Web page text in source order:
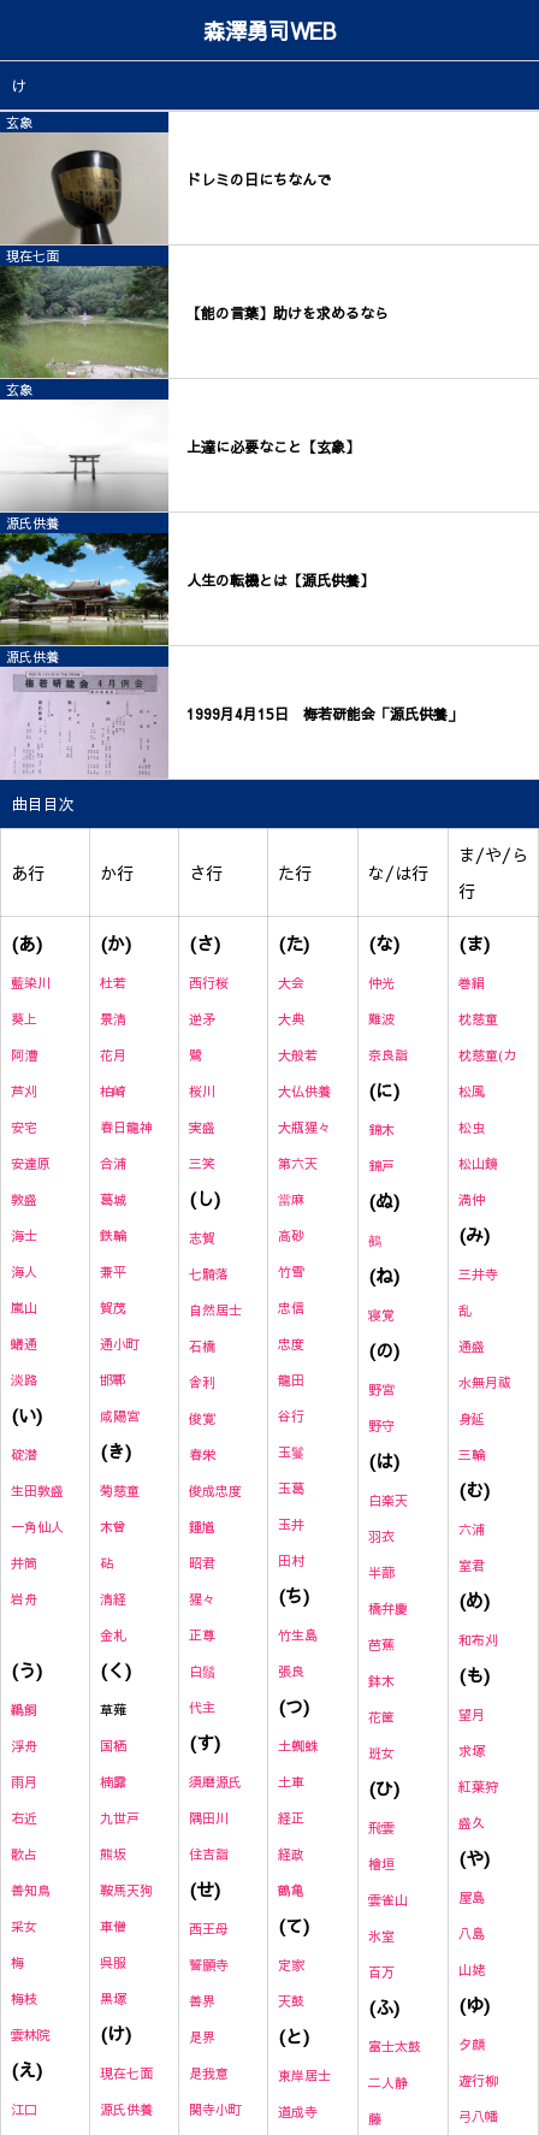
森澤勇司WEB
け
玄象
ドレミの日にちなんで
現在七面
【能の言葉】助けを求めるなら
玄象
上達に必要なこと【玄象】
源氏供養
人生の転機とは【源氏供養】
源氏供養
1999月4月15日 梅若研能会「源氏供養」
曲目目次
あ行 か行 さ行 た行 な/は行
ま/や/ら
行
(あ)
藍染川
葵上
阿漕
芦刈
安宅
安達原
敦盛
海士
海人
嵐山
蟻通
淡路
(い)
碇潜
生田敦盛
一角仙人
井筒
岩舟
(う)
鵜飼
浮舟
雨月
右近
歌占
善知鳥
采女
梅
梅枝
雲林院
(え)
江口
(か)
杜若
景清
花月
柏崎
春日龍神
合浦
葛城
鉄輪
兼平
賀茂
通小町
邯鄲
咸陽宮
(き)
菊慈童
木曾
砧
清経
金札
(く)
草薙
国栖
楠露
九世戸
熊坂
鞍馬天狗
車僧
呉服
黒塚
(け)
現在七面
源氏供養
(さ)
西行桜
逆矛
鷺
桜川
実盛
三笑
(し)
志賀
七騎落
自然居士
石橋
舎利
俊寛
春栄
俊成忠度
鍾馗
昭君
猩々
正尊
白鬚
代主
(す)
須磨源氏
隅田川
住吉詣
(せ)
西王母
誓願寺
善界
是界
是我意
関寺小町
(た)
大会
大典
大般若
大仏供養
大瓶猩々
第六天
當麻
高砂
竹雪
忠信
忠度
龍田
谷行
玉鬘
玉葛
玉井
田村
(ち)
竹生島
張良
(つ)
土蜘蛛
土車
経正
経政
鶴亀
(て)
定家
天鼓
(と)
東岸居士
道成寺
(な)
仲光
難波
奈良詣
(に)
錦木
錦戸
(ぬ)
鵺
(ね)
寝覚
(の)
野宮
野守
(は)
白楽天
羽衣
半蔀
橋弁慶
芭蕉
鉢木
花筐
班女
(ひ)
飛雲
檜垣
雲雀山
氷室
百万
(ふ)
富士太鼓
二人静
藤
(ま)
巻絹
枕慈童
枕慈童(カ
松風
松虫
松山鏡
満仲
(み)
三井寺
乱
通盛
水無月祓
身延
三輪
(む)
六浦
室君
(め)
和布刈
(も)
望月
求塚
紅葉狩
盛久
(や)
屋島
八島
山姥
(ゆ)
夕顔
遊行柳
弓八幡